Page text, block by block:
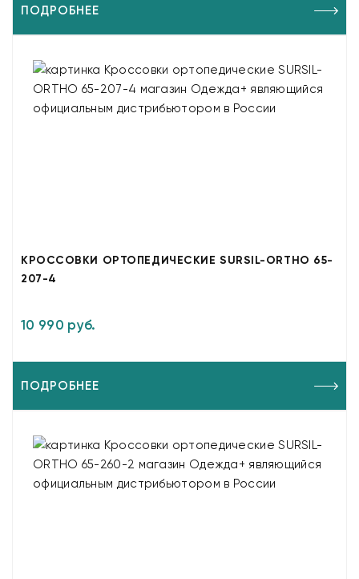
ПОДРОБНЕЕ
КРОССОВКИ ОРТОПЕДИЧЕСКИЕ SURSIL-ORTHO 65-
207-4
10 990 руб.
ПОДРОБНЕЕ